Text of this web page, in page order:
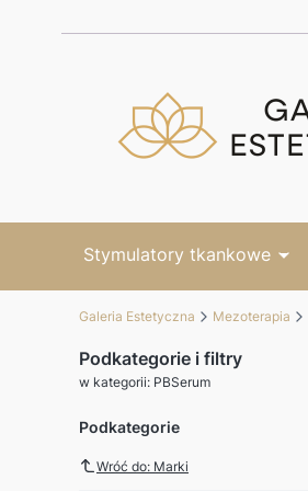
Stymulatory tkankowe
Galeria Estetyczna Mezoterapia
Podkategorie i filtry
w kategorii: PBSerum
Podkategorie
Wróć do: Marki